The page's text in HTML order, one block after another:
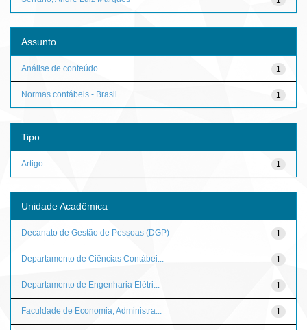
Assunto
1
Análise de conteúdo
1
Normas contábeis - Brasil
Tipo
1
Artigo
Unidade Acadêmica
1
Decanato de Gestão de Pessoas (DGP)
1
Departamento de Ciências Contábei...
1
Departamento de Engenharia Elétri...
1
Faculdade de Economia, Administra...